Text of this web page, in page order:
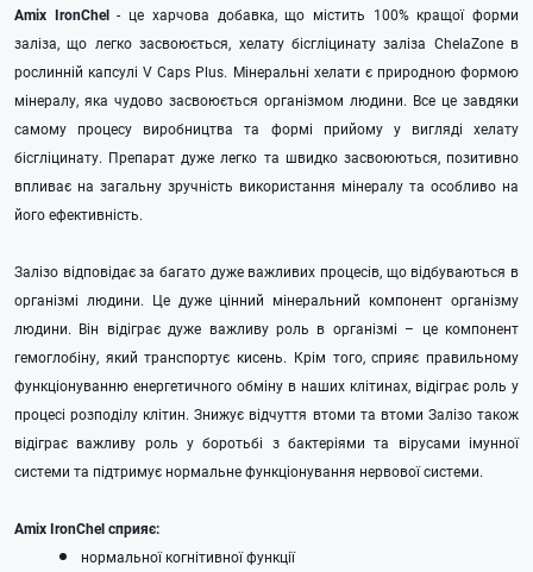
Amix IronChel- це харчова добавка, що містить 100% кращої форми
заліза, що легко засвоюється, хелату бісгліцинату заліза ChelaZonе в
рослинній капсулі V Caps Plus. Мінеральні хелати є природною формою
мінералу, яка чудово засвоюється організмом людини. Все це завдяки
самому процесу виробництва та формі прийому у вигляді хелату
бісгліцинату. Препарат дуже легко та швидко засвоюються, позитивно
впливає на загальну зручність використання мінералу та особливо на
його ефективність.
Залізо відповідає за багато дуже важливих процесів, що відбуваються в
організмі людини. Це дуже цінний мінеральний компонент організму
людини. Він відіграє дуже важливу роль в організмі – це компонент
гемоглобіну, який транспортує кисень. Крім того, сприяє правильному
функціонуванню енергетичного обміну в наших клітинах, відіграє роль у
процесі розподілу клітин. Знижує відчуття втоми та втоми Залізо також
відіграє важливу роль у боротьбі з бактеріями та вірусами імунної
системи та підтримує нормальне функціонування нервової системи.
Amix IronChel сприяє:
нормальної когнітивної функції